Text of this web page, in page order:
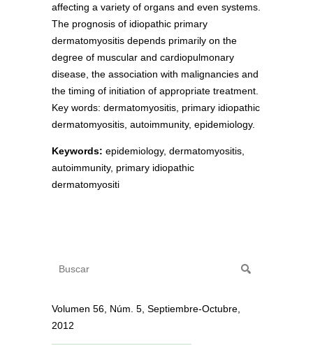
affecting a variety of organs and even systems.
The prognosis of idiopathic primary
dermatomyositis depends primarily on the
degree of muscular and cardiopulmonary
disease, the association with malignancies and
the timing of initiation of appropriate treatment.
Key words: dermatomyositis, primary idiopathic
dermatomyositis, autoimmunity, epidemiology.
Keywords: epidemiology, dermatomyositis,
autoimmunity, primary idiopathic
dermatomyositi
Volumen 56, Núm. 5, Septiembre-Octubre,
2012